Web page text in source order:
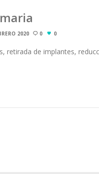
2020 0 0
retirada de implantes,